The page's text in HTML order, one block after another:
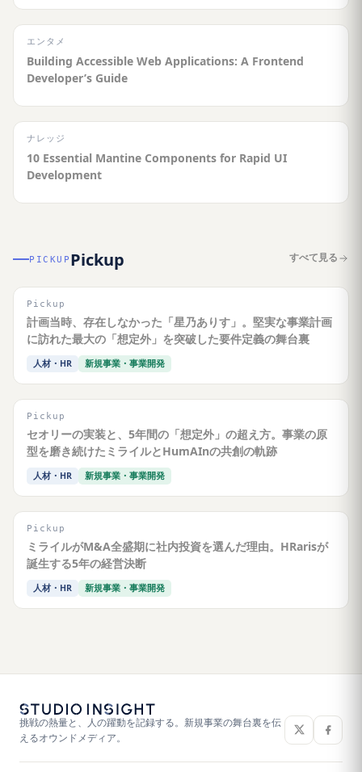
エンタメ
Building Accessible Web Applications: A Frontend
Developer’s Guide
ナレッジ
10 Essential Mantine Components for Rapid UI
Development
PICKUP Pickup すべて見る
Pickup
計画当時、存在しなかった「星乃ありす」。堅実な事業計画
に訪れた最大の「想定外」を突破した要件定義の舞台裏
人材・HR 新規事業・事業開発
Pickup
セオリーの実装と、5年間の「想定外」の超え方。事業の原
型を磨き続けたミライルとHumAInの共創の軌跡
人材・HR 新規事業・事業開発
Pickup
ミライルがM&A全盛期に社内投資を選んだ理由。HRarisが
誕生する5年の経営決断
人材・HR 新規事業・事業開発
挑戦の熱量と、人の躍動を記録する。新規事業の舞台裏を伝
えるオウンドメディア。